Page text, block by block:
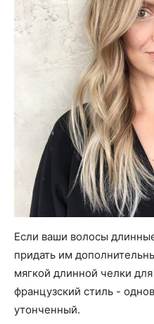
Если ваши волосы
придать им
мягкой длинной челки
французский стиль -
утонченный.